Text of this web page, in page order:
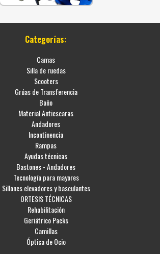
Categorías:
Camas
Silla de ruedas
Scooters
Grúas de Transferencia
Baño
Material Antiescaras
Andadores
Incontinencia
Rampas
Ayudas técnicas
Bastones - Andadores
Tecnología para mayores
Sillones elevadores y basculantes
ORTESIS TÉCNICAS
Rehabilitación
Geriátrico Packs
Camillas
Óptica de Ocio